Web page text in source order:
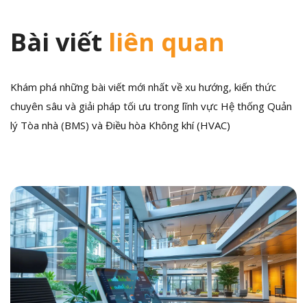
Bài viết liên quan
Khám phá những bài viết mới nhất về xu hướng, kiến thức
chuyên sâu và giải pháp tối ưu trong lĩnh vực Hệ thống Quản
lý Tòa nhà (BMS) và Điều hòa Không khí (HVAC)